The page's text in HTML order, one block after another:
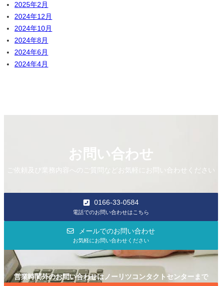
2025年2月
2024年12月
2024年10月
2024年8月
2024年6月
2024年4月
お問い合わせ
ご依頼及び業務内容へのご質問などお気軽にお問い合わせください
0166-33-0584
電話でのお問い合わせはこちら
メールでのお問い合わせ
お気軽にお問い合わせください
営業時間外のお問い合わせはノーリツコンタクトセンターまで